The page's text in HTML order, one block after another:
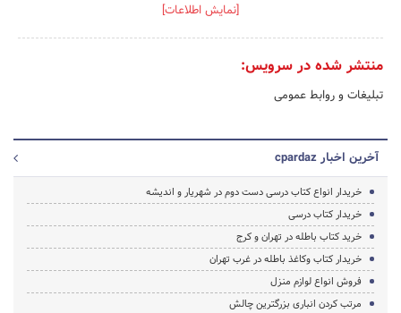
[نمایش اطلاعات]
منتشر شده در سرویس:
تبلیغات و روابط عمومی
آخرین اخبار cpardaz
خریدار انواع کتاب درسی دست دوم در شهریار و اندیشه
خریدار کتاب درسی
خرید کتاب باطله در تهران و کرج
خریدار کتاب وکاغذ باطله در غرب تهران
فروش انواع لوازم منزل
مرتب کردن انباری بزرگترین چالش